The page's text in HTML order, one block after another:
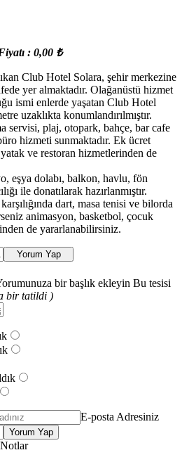
: 0,00 ₺
Club Hotel Solara, şehir merkezine
yer almaktadır. Olağanüstü hizmet
ismi enlerde yaşatan Club Hotel
uzaklıkta konumlandırılmıştır.
servisi, plaj, otopark, bahçe, bar cafe
hizmeti sunmaktadır. Ek ücret
yatak ve restoran hizmetlerinden de
eşya dolabı, balkon, havlu, fön
ile donatılarak hazırlanmıştır.
dart, masa tenisi ve bilorda
animasyon, basketbol, çocuk
de yararlanabilirsiniz.
Yorum Yap
bir başlık ekleyin Bu tesisi
bir tatildi )
E-posta Adresiniz
Yorum Yap